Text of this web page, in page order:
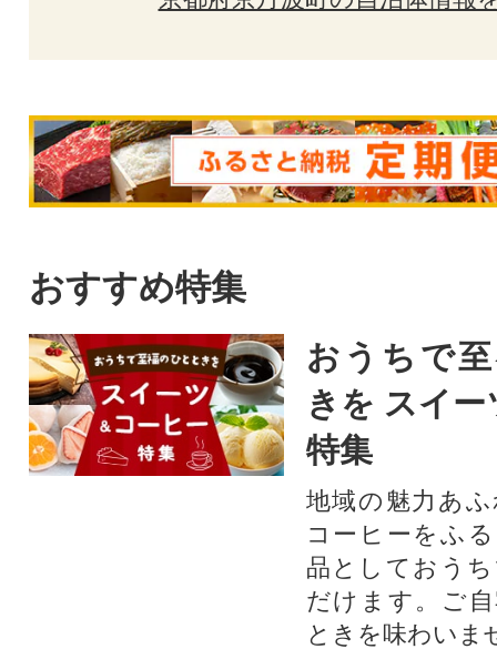
おすすめ特集
おうちで
きを スイ
特集
地域の魅力あ
コーヒーをふ
品としておう
だけます。ご
ときを味わいま